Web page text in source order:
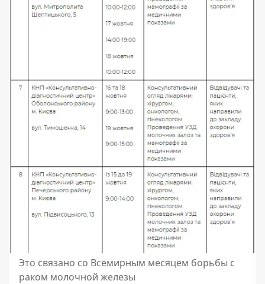
Это связано со Всемирным месяцем борьбы с
раком молочной железы